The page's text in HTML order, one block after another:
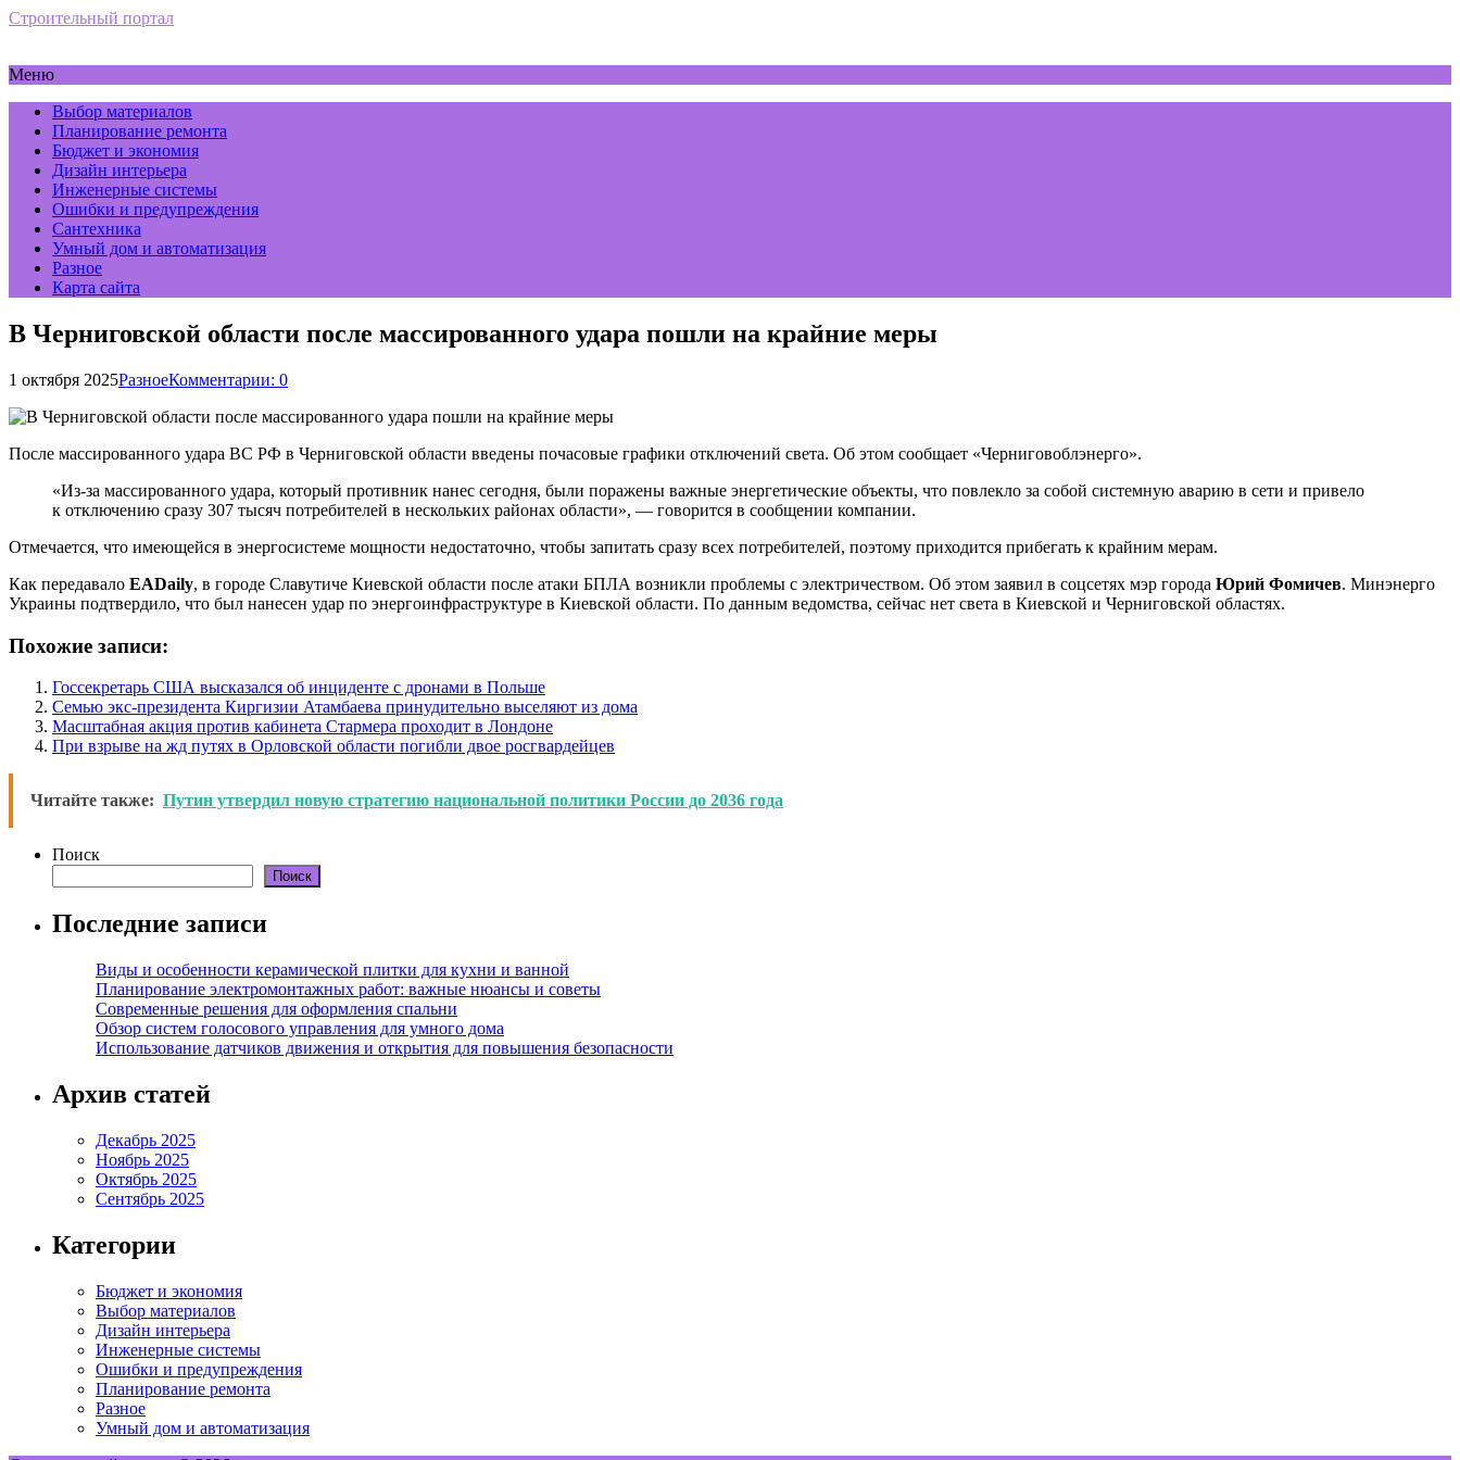
Строительный портал
Меню
Выбор материалов
Планирование ремонта
Бюджет и экономия
Дизайн интерьера
Инженерные системы
Ошибки и предупреждения
Сантехника
Умный дом и автоматизация
Разное
Карта сайта
В Черниговской области после массированного удара пошли на крайние меры
1 октября 2025РазноеКомментарии: 0
После массированного удара ВС РФ в Черниговской области введены почасовые графики отключений света. Об этом сообщает «Черниговоблэнерго».
«Из-за массированного удара, который противник нанес сегодня, были поражены важные энергетические объекты, что повлекло за собой системную аварию в сети и привело
к отключению сразу 307 тысяч потребителей в нескольких районах области», — говорится в сообщении компании.
Отмечается, что имеющейся в энергосистеме мощности недостаточно, чтобы запитать сразу всех потребителей, поэтому приходится прибегать к крайним мерам.
Как передавало EADaily, в городе Славутиче Киевской области после атаки БПЛА возникли проблемы с электричеством. Об этом заявил в соцсетях мэр города Юрий Фомичев. Минэнерго
Украины подтвердило, что был нанесен удар по энергоинфраструктуре в Киевской области. По данным ведомства, сейчас нет света в Киевской и Черниговской областях.
Похожие записи:
Госсекретарь США высказался об инциденте с дронами в Польше
Семью экс-президента Киргизии Атамбаева принудительно выселяют из дома
Масштабная акция против кабинета Стармера проходит в Лондоне
При взрыве на жд путях в Орловской области погибли двое росгвардейцев
Читайте также: Путин утвердил новую стратегию национальной политики России до 2036 года
Поиск
Поиск
Последние записи
Виды и особенности керамической плитки для кухни и ванной
Планирование электромонтажных работ: важные нюансы и советы
Современные решения для оформления спальни
Обзор систем голосового управления для умного дома
Использование датчиков движения и открытия для повышения безопасности
Архив статей
Декабрь 2025
Ноябрь 2025
Октябрь 2025
Сентябрь 2025
Категории
Бюджет и экономия
Выбор материалов
Дизайн интерьера
Инженерные системы
Ошибки и предупреждения
Планирование ремонта
Разное
Умный дом и автоматизация